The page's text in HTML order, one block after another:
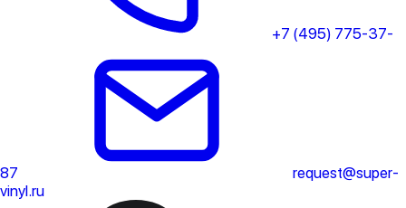
+7 (495) 775-37-
87
request@super-
vinyl.ru